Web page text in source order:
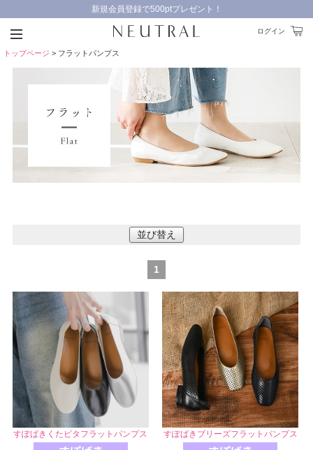
新規会員登録で500ptプレゼント！
9,000円以上のお買い物で送料無料！
ログイン
トップページ > フラットパンプス
並び替え
1
すぽばきくたピタフラットパンプス すぽばきブリーズフラットパンプス